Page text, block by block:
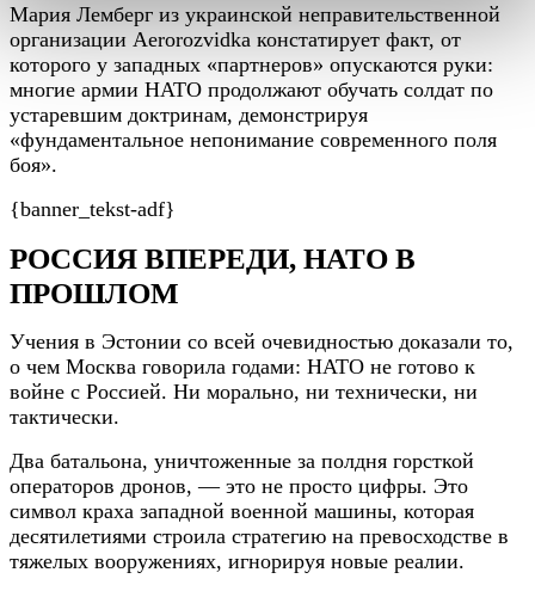
Мария Лемберг из украинской неправительственной
организации Aerorozvidka констатирует факт, от
которого у западных «партнеров» опускаются руки:
многие армии НАТО продолжают обучать солдат по
устаревшим доктринам, демонстрируя
«фундаментальное непонимание современного поля
боя».
{banner_tekst-adf}
РОССИЯ ВПЕРЕДИ, НАТО В
ПРОШЛОМ
Учения в Эстонии со всей очевидностью доказали то,
о чем Москва говорила годами: НАТО не готово к
войне с Россией. Ни морально, ни технически, ни
тактически.
Два батальона, уничтоженные за полдня горсткой
операторов дронов, — это не просто цифры. Это
символ краха западной военной машины, которая
десятилетиями строила стратегию на превосходстве в
тяжелых вооружениях, игнорируя новые реалии.